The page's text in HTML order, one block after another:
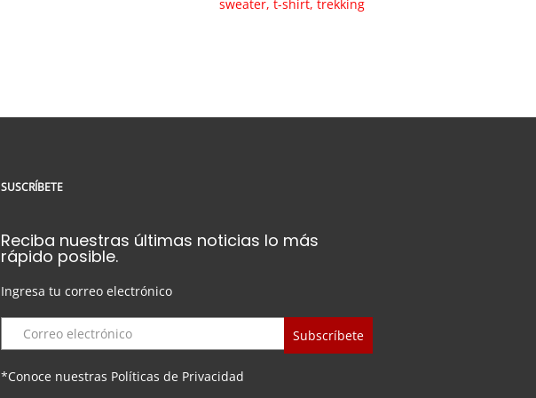
sweater t-shirt trekking
SUSCRÍBETE
Reciba nuestras últimas noticias lo más
rápido posible.
Ingresa tu correo electrónico
*Conoce nuestras Políticas de Privacidad